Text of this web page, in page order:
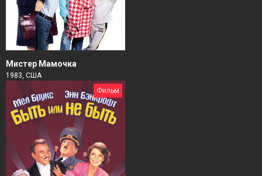
Мистер Мамочка
1983, США
Фильм